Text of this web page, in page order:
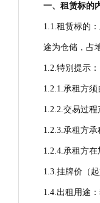
一、租赁标的
1.1.租赁标的
途为仓储，占
1.2.特别提示：
1.2.1.承租方须
1.2.2.交易过
1.2.3.承租方
1.2.4.承租方
1.3.挂牌价（
1.4.出租用途